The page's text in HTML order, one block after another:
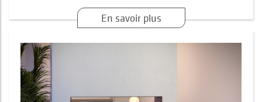
En savoir plus